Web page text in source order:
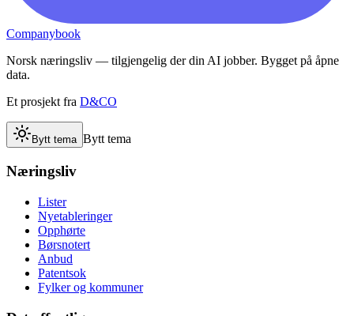
Companybook
Norsk næringsliv — tilgjengelig der din AI jobber. Bygget på åpne
data.
Et prosjekt fra D&CO
Bytt tema Bytt tema
Næringsliv
Lister
Nyetableringer
Opphørte
Børsnotert
Anbud
Patentsok
Fylker og kommuner